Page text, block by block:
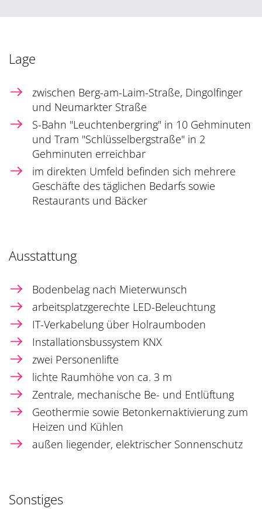
Lage
zwischen Berg-am-Laim-Straße, Dingolfinger
und Neumarkter Straße
S-Bahn "Leuchtenbergring" in 10 Gehminuten
und Tram "Schlüsselbergstraße" in 2
Gehminuten erreichbar
im direkten Umfeld befinden sich mehrere
Geschäfte des täglichen Bedarfs sowie
Restaurants und Bäcker
Ausstattung
Bodenbelag nach Mieterwunsch
arbeitsplatzgerechte LED-Beleuchtung
IT-Verkabelung über Holraumboden
Installationsbussystem KNX
zwei Personenlifte
lichte Raumhöhe von ca. 3 m
Zentrale, mechanische Be- und Entlüftung
Geothermie sowie Betonkernaktivierung zum
Heizen und Kühlen
außen liegender, elektrischer Sonnenschutz
Sonstiges